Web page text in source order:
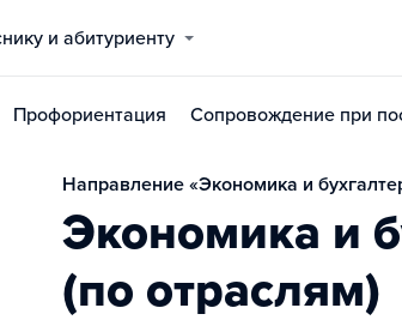
и абитуриенту
Профориентация Сопровождение при
Направление «Экономика и
Экономика и
(по отраслям)